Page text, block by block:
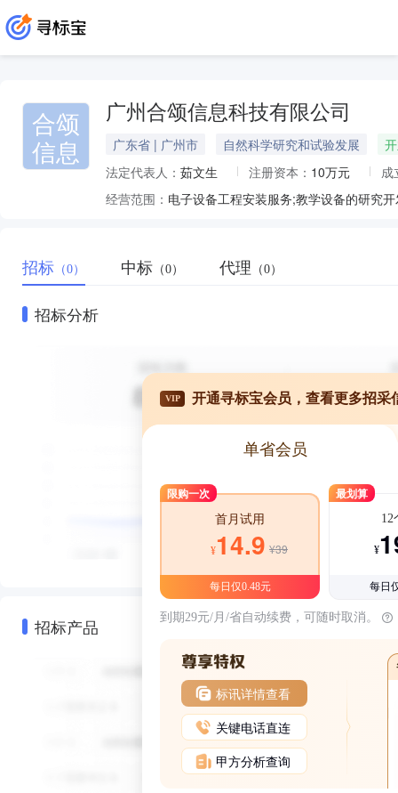
合颂
信息
广州合颂信息科技有限公司
广东省 | 广州市 自然科学研究和试验发展
法定代表人： 茹文生 注册资本： 10万元
成
经营范围：
招标 （0） 中标 （0） 代理 （0）
招标分析
招标产品
VIP 开通寻标宝会员，查看更多招采
单省会员
限购一次
首月试用
¥14.9 ¥39
每日仅0.48元
最划算
12
¥
每日
到期29元/月/省自动续费，可随时取消。
标讯详情查看
关键电话直连
甲方分析查询